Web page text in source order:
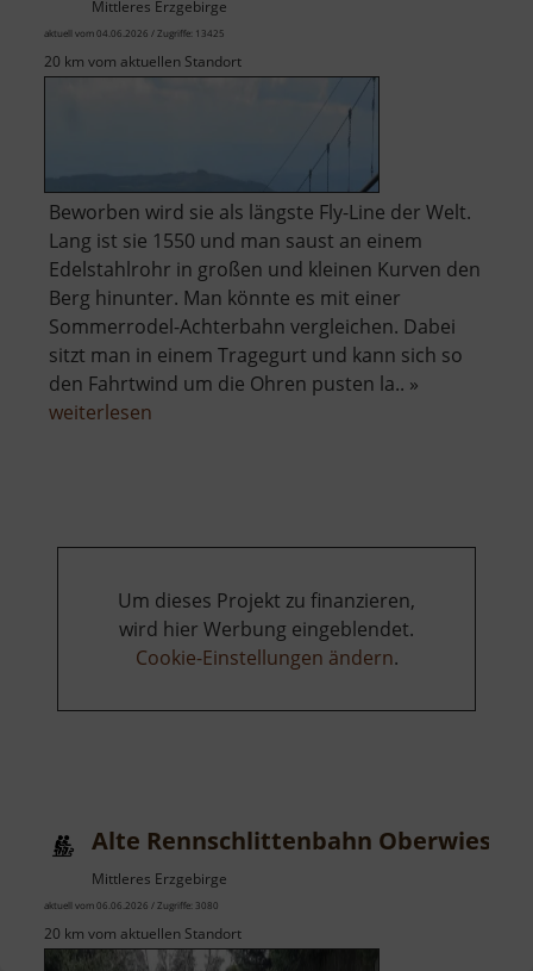
Mittleres Erzgebirge
aktuell vom 04.06.2026 / Zugriffe: 13425
20 km vom aktuellen Standort
Beworben wird sie als längste Fly-Line der Welt.
Lang ist sie 1550 und man saust an einem
Edelstahlrohr in großen und kleinen Kurven den
Berg hinunter. Man könnte es mit einer
Sommerrodel-Achterbahn vergleichen. Dabei
sitzt man in einem Tragegurt und kann sich so
den Fahrtwind um die Ohren pusten la.. »
weiterlesen
Um dieses Projekt zu finanzieren,
wird hier Werbung eingeblendet.
Cookie-Einstellungen ändern.
Alte Rennschlittenbahn
Mittleres Erzgebirge
aktuell vom 06.06.2026 / Zugriffe: 3080
20 km vom aktuellen Standort